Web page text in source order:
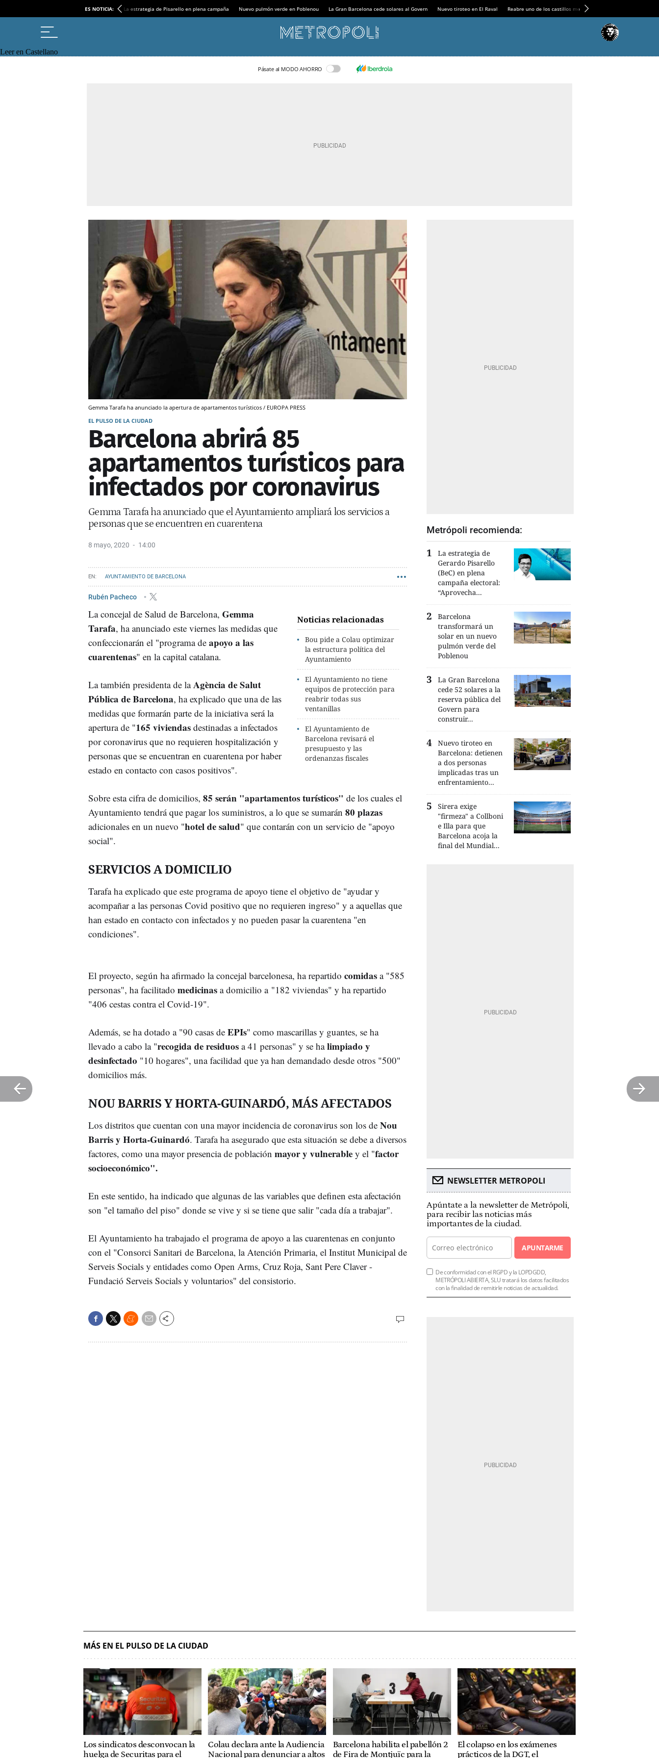
ES NOTICIA: La estrategia de Pisarello en plena campaña Nuevo pulmón verde en Poblenou La Gran Barcelona cede solares al Govern Nuevo tiroteo en El Raval Reabre uno de los castillos medievales más espectaculares
Leer en Castellano
Pásate al MODO AHORRO
Gemma Tarafa ha anunciado la apertura de apartamentos turísticos / EUROPA PRESS
EL PULSO DE LA CIUDAD
Barcelona abrirá 85
apartamentos turísticos para
infectados por coronavirus
Gemma Tarafa ha anunciado que el Ayuntamiento ampliará los servicios a
personas que se encuentren en cuarentena
8 mayo, 2020 14:00
AYUNTAMIENTO DE BARCELONA
Rubén Pacheco
Noticias relacionadas
Bou pide a Colau optimizar
la estructura política del
Ayuntamiento
El Ayuntamiento no tiene
equipos de protección para
reabrir todas sus
ventanillas
El Ayuntamiento de
Barcelona revisará el
presupuesto y las
ordenanzas fiscales
La concejal de Salud de Barcelona, Gemma
Tarafa, ha anunciado este viernes las medidas que
confeccionarán el "programa de apoyo a las
cuarentenas" en la capital catalana.
La también presidenta de laAgència de Salut
Pública de Barcelona, ha explicado que una de las
medidas que formarán parte de la iniciativa será la
apertura de "165 viviendas destinadas a infectados
por coronavirus que no requieren hospitalización y
personas que se encuentran en cuarentena por haber
estado en contacto con casos positivos".
Sobre esta cifra de domicilios, 85 serán "apartamentos turísticos" de los cuales el
Ayuntamiento tendrá que pagar los suministros, a lo que se sumarán 80 plazas
adicionales en un nuevo "hotel de salud" que contarán con un servicio de "apoyo
social".
SERVICIOS A DOMICILIO
Tarafa ha explicado que este programa de apoyo tiene el objetivo de "ayudar y
acompañar a las personas Covid positivo que no requieren ingreso" y a aquellas que
han estado en contacto con infectados y no pueden pasar la cuarentena "en
condiciones".
El proyecto, según ha afirmado la concejal barcelonesa, ha repartido comidas a "585
personas", ha facilitado medicinas a domicilio a "182 viviendas" y ha repartido
"406 cestas contra el Covid-19".
Además, se ha dotado a "90 casas de EPIs" como mascarillas y guantes, se ha
llevado a cabo la "recogida de residuos a 41 personas" y se halimpiado y
desinfectado "10 hogares", una facilidad que ya han demandado desde otros "500"
domicilios más.
NOU BARRIS Y HORTA-GUINARDÓ, MÁS AFECTADOS
Los distritos que cuentan con una mayor incidencia de coronavirus son los de Nou
Barris y Horta-Guinardó. Tarafa ha asegurado que esta situación se debe a diversos
factores, como una mayor presencia de población mayor y vulnerable y el "factor
socioeconómico".
En este sentido, ha indicado que algunas de las variables que definen esta afectación
son "el tamaño del piso" donde se vive y si se tiene que salir "cada día a trabajar".
El Ayuntamiento ha trabajado el programa de apoyo a las cuarentenas en conjunto
con el "Consorci Sanitari de Barcelona, la Atención Primaria, el Institut Municipal de
Serveis Socials y entidades como Open Arms, Cruz Roja, Sant Pere Claver -
Fundació Serveis Socials y voluntarios" del consistorio.
Metrópoli recomienda:
La estrategia de
Gerardo Pisarello
(BeC) en plena
campaña electoral:
“Aprovecha...
Barcelona
transformará un
solar en un nuevo
pulmón verde del
Poblenou
La Gran Barcelona
cede 52 solares a la
reserva pública del
Govern para
construir...
Nuevo tiroteo en
Barcelona: detienen
a dos personas
implicadas tras un
enfrentamiento...
Sirera exige
"firmeza" a Collboni
e Illa para que
Barcelona acoja la
final del Mundial...
NEWSLETTER METROPOLI
Apúntate a la newsletter de Metrópoli,
para recibir las noticias más
importantes de la ciudad.
APUNTARME
De conformidad con el RGPD y la LOPDGDD,
METRÓPOLI ABIERTA, SLU tratará los datos facilitados
con la finalidad de remitirle noticias de actualidad.
MÁS EN EL PULSO DE LA CIUDAD
Los sindicatos desconvocan la
huelga de Securitas para el
Colau declara ante la Audiencia
Nacional para denunciar a altos
Barcelona habilita el pabellón 2
de Fira de Montjuïc para la
El colapso en los exámenes
prácticos de la DGT, el